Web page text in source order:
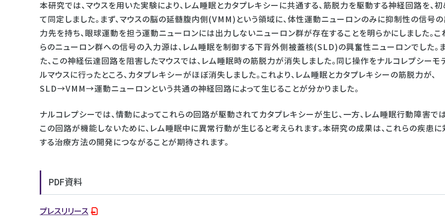
本研究では、マウスを用いた実験により、レム睡眠とカタプレキシーに共通する、筋脱力を駆動する神経回路を、初
て同定しました。まず、マウスの脳の延髄腹内側(VMM)という領域に、体性運動ニューロンのみに抑制性の信号
力先を持ち、眼球運動を担う運動ニューロンには出力しないニューロン群が存在することを明らかにしました。こ
らのニューロン群への信号の入力源は、レム睡眠を制御する下背外側被蓋核(SLD)の興奮性ニューロンでした。
た、この神経伝達回路を阻害したマウスでは、レム睡眠時の筋脱力が消失しました。同じ操作をナルコレプシーモ
ルマウスに行ったところ、カタプレキシーがほぼ消失しました。これより、レム睡眠とカタプレキシーの筋脱力が、
SLD→VMM→運動ニューロンという共通の神経回路によって生じることが分かりました。
ナルコレプシーでは、情動によってこれらの回路が駆動されてカタプレキシーが生じ、一方、レム睡眠行動障害では
この回路が機能しないために、レム睡眠中に異常行動が生じると考えられます。本研究の成果は、これらの疾患に
する治療方法の開発につながることが期待されます。
PDF資料
プレスリリース